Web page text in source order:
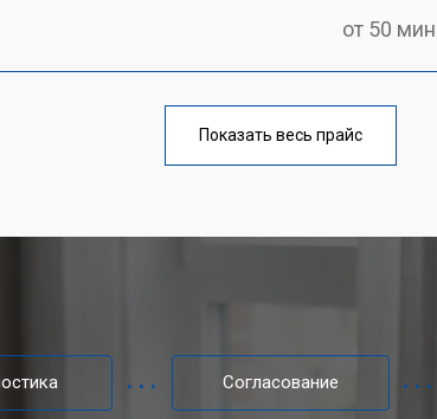
от 50 мин
от 100 мин
от 40 мин
Показать весь прайс
Согласование